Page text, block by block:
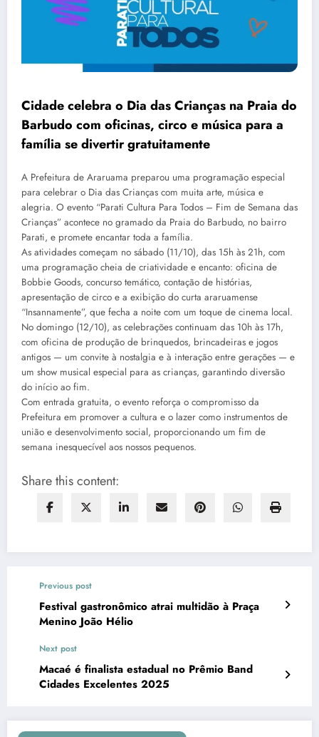
Cidade celebra o Dia das Crianças na Praia do
Barbudo com oficinas, circo e música para a
família se divertir gratuitamente
A Prefeitura de Araruama preparou uma programação especial
para celebrar o Dia das Crianças com muita arte, música e
alegria. O evento “Parati Cultura Para Todos – Fim de Semana das
Crianças” acontece no gramado da Praia do Barbudo, no bairro
Parati, e promete encantar toda a família.
As atividades começam no sábado (11/10), das 15h às 21h, com
uma programação cheia de criatividade e encanto: oficina de
Bobbie Goods, concurso temático, contação de histórias,
apresentação de circo e a exibição do curta araruamense
“Insannamente”, que fecha a noite com um toque de cinema local.
No domingo (12/10), as celebrações continuam das 10h às 17h,
com oficina de produção de brinquedos, brincadeiras e jogos
antigos — um convite à nostalgia e à interação entre gerações — e
um show musical especial para as crianças, garantindo diversão
do início ao fim.
Com entrada gratuita, o evento reforça o compromisso da
Prefeitura em promover a cultura e o lazer como instrumentos de
união e desenvolvimento social, proporcionando um fim de
semana inesquecível aos nossos pequenos.
Share this content:
Previous post
Festival gastronômico atrai multidão à Praça
Menino João Hélio
Next post
Macaé é finalista estadual no Prêmio Band
Cidades Excelentes 2025